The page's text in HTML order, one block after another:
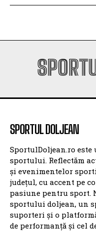
SPORTUL DOLJEAN
SportulDoljean.ro
sportului. Reflectăm
și evenimentelor
județul, cu accent pe
pasiune pentru sport.
sportului doljean, un
suporteri și o
de performanță și cel